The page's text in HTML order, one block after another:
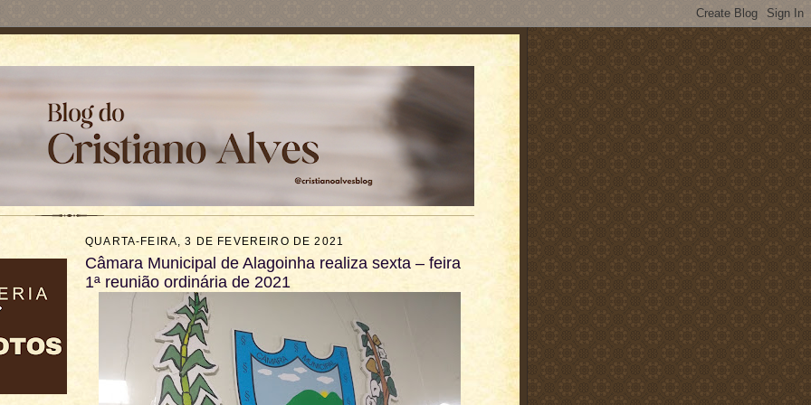
QUARTA-FEIRA, 3 DE FEVEREIRO DE 2021
Câmara Municipal de Alagoinha realiza sexta – feira
1ª reunião ordinária de 2021